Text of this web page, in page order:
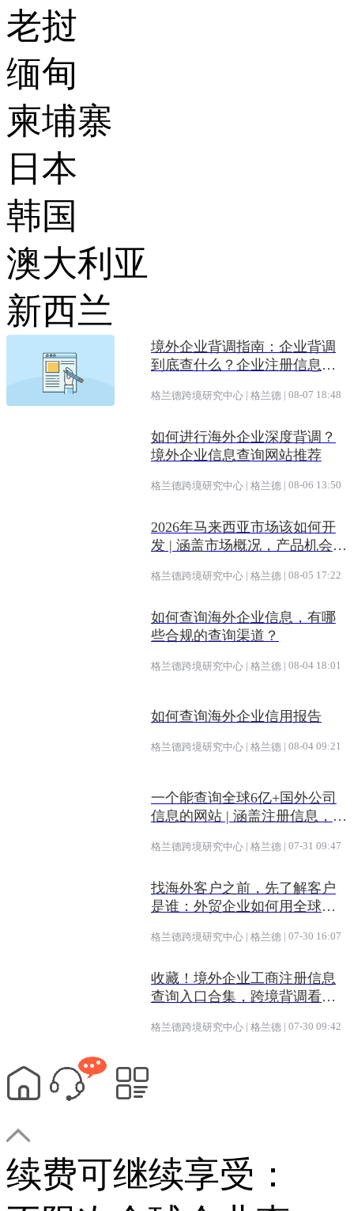
老挝
缅甸
柬埔寨
日本
韩国
澳大利亚
新西兰
境外企业背调指南：企业背调
到底查什么？企业注册信息、
次看懂
格兰德跨境研究中心 | 格兰德 | 08-07 18:48
如何进行海外企业深度背调？
境外企业信息查询网站推荐
格兰德跨境研究中心 | 格兰德 | 08-06 13:50
2026年马来西亚市场该如何开
发 | 涵盖市场概况，产品机会及
格兰德跨境研究中心 | 格兰德 | 08-05 17:22
如何查询海外企业信息，有哪
些合规的查询渠道？
格兰德跨境研究中心 | 格兰德 | 08-04 18:01
如何查询海外企业信用报告
格兰德跨境研究中心 | 格兰德 | 08-04 09:21
一个能查询全球6亿+国外公司
信息的网站 | 涵盖注册信息，股
格兰德跨境研究中心 | 格兰德 | 07-31 09:47
找海外客户之前，先了解客户
是谁：外贸企业如何用全球企
格兰德跨境研究中心 | 格兰德 | 07-30 16:07
收藏！境外企业工商注册信息
查询入口合集，跨境背调看这
格兰德跨境研究中心 | 格兰德 | 07-30 09:42
续费可继续享受：